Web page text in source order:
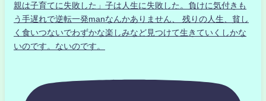
親は子育てに失敗した」子は人生に失敗した。負けに気付きも
う手遅れで逆転一発manなんかありません、 残りの人生、貧し
く食いつないでわずかな楽しみなど見つけて生きていくしかな
いのです。ないのです。